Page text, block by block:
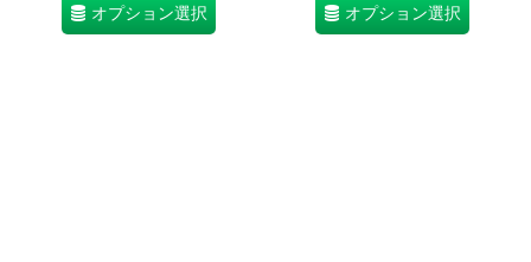
オプション選択 オプション選択